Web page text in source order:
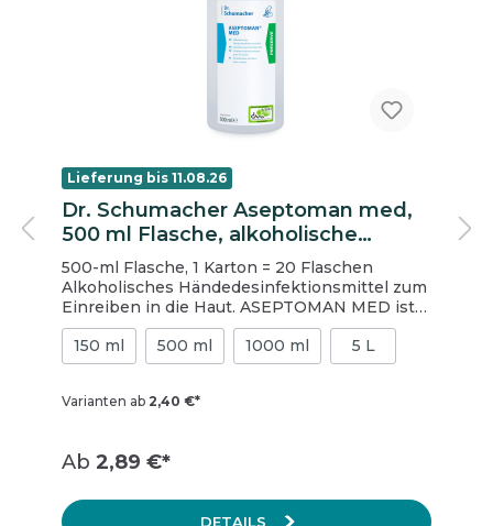
Lieferung bis 11.08.26
Dr. Schumacher Aseptoman med,
500 ml Flasche, alkoholische
Händedesinfektion
500-ml Flasche, 1 Karton = 20 Flaschen
Alkoholisches Händedesinfektionsmittel zum
Einreiben in die Haut. ASEPTOMAN MED ist
das ideale Produkt für die tägliche
Anwendung. Durch seinen niedrigen
Alkoholanteil ist es besonders hautfreundlich
Wirkspektrum. ASEPTOMAN MED ist
Rota- und Adenoviren und erfüllt die
zur Verwendung bei Ausbrüchen von diesen
150 ml 500 ml 1000 ml 5 L
Varianten ab 2,40 €*
Ab 2,89 €*
DETAILS